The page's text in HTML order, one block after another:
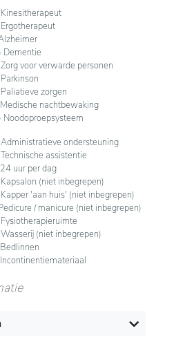
Dementie
voor verwarde personen
zorgen
nachtbewaking
Noodoproepsysteem
ondersteuning
assistentie
uur per dag
(niet inbegrepen)
'aan huis' (niet inbegrepen)
/ manicure (niet inbegrepen)
(niet inbegrepen)